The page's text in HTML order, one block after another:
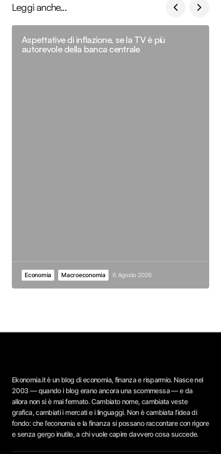
Leggi anche...
Aspettative di inflazione, se la TV è più
autorevole della banca centrale
Economia Macroeconomia 6 Agosto 2026
Ekonomia.it è un blog di economia, finanza e risparmio. Nasce nel
2003 — quando i blog erano ancora una scommessa — e da
allora non si è mai fermato. Cambiato nome, cambiata veste
grafica, cambiati i mercati e i linguaggi. Non è cambiata l’idea di
fondo: che l’economia e la finanza si possano raccontare con rigore
e senza gergo inutile, a chi vuole capire davvero cosa succede.